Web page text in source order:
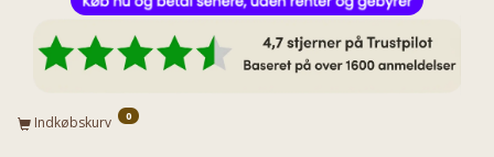
Indkøbskurv 0